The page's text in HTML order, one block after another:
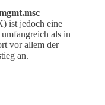
ist jedoch eine
als in
vor allem der
an.